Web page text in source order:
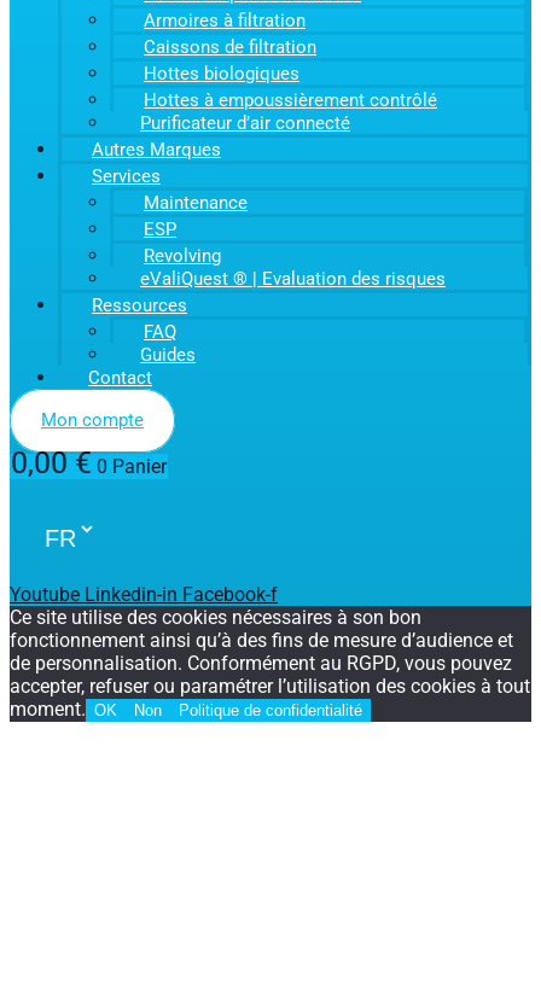
Armoires à filtration
Caissons de filtration
Hottes biologiques
Hottes à empoussièrement contrôlé
Purificateur d’air connecté
Autres Marques
Services
Maintenance
ESP
Revolving
eValiQuest ® | Evaluation des risques
Ressources
FAQ
Guides
Contact
Mon compte
0,00€ 0 Panier
Youtube Linkedin-in Facebook-f
Ce site utilise des cookies nécessaires à son bon
fonctionnement ainsi qu’à des fins de mesure d’audience et
de personnalisation. Conformément au RGPD, vous pouvez
accepter, refuser ou paramétrer l’utilisation des cookies à tout
moment. OK Non Politique de confidentialité